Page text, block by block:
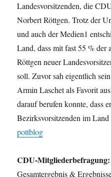
Landesvorsitzenden, die
Norbert Röttgen. Trotz der
und auch der Medien1
Land, dass mit fast 55 % der
Röttgen neuer
soll. Zuvor sah eigentlich
Armin Laschet als Favorit
darauf berufen konnte, dass
Bezirksvorsitzenden im
pottblog
CDU-Mitgliederbefragung:
Gesamtergebnis &